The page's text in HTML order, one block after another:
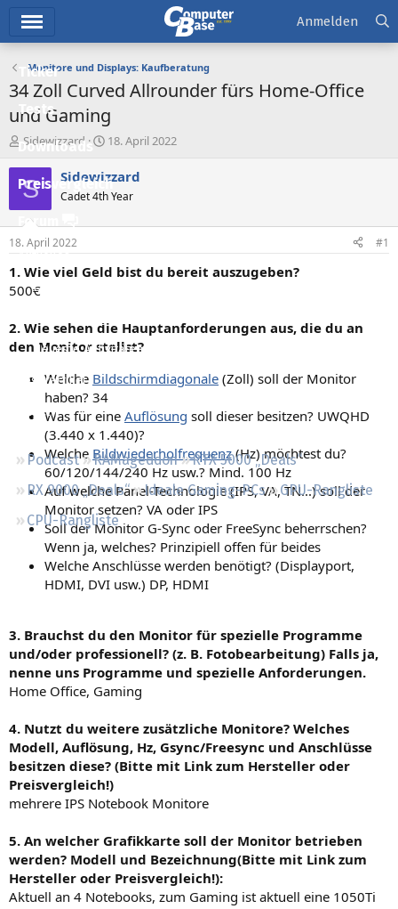
Ticker
Tests
Downloads
Preisvergleich
Forum
Aktuelles
Empfohlene Inhalte
Neueste Aktivitäten
Leserartikel
Regeln
Podcast RAMageddon
RTX 5000 „Deals“
RX 9000 „Deals“
Ideale Gaming-PCs
GPU-Rangliste
CPU-Rangliste
Anmelden
Monitore und Displays: Kaufberatung
34 Zoll Curved Allrounder fürs Home-Office
und Gaming
E
r
s
t
e
r
Sidewizzard
E
s
e
t
a
18. April 2022
S Sidewizzard
Cadet 4th Year
18. April 2022 #1
1. Wie viel Geld bist du bereit auszugeben?
500€
2. Wie sehen die Hauptanforderungen aus, die du an
den Monitor stellst?
Welche Bildschirmdiagonale (Zoll) soll der Monitor
haben? 34
Was für eine Auflösung soll dieser besitzen? UWQHD
(3.440 x 1.440)?
Welche Bildwiederholfrequenz(Hz) möchtest du?
60/120/144/240 Hz usw.? Mind. 100 Hz
Auf welche Panel-Technologie (IPS, VA, TN...) soll der
Monitor setzen? VA oder IPS
Soll der Monitor G-Sync oder FreeSync beherrschen?
Wenn ja, welches? Prinzipiell offen für beides
Welche Anschlüsse werden benötigt? (Displayport,
HDMI, DVI usw.) DP, HDMI
3. Brauchst du den Monitor für spezielle Programme
und/oder professionell? (z. B. Fotobearbeitung) Falls ja,
nenne uns Programme und spezielle Anforderungen.
Home Office, Gaming
4. Nutzt du weitere zusätzliche Monitore? Welches
Modell, Auflösung, Hz, Gsync/Freesync und Anschlüsse
besitzen diese? (Bitte mit Link zum Hersteller oder
Preisvergleich!)
mehrere IPS Notebook Monitore
5. An welcher Grafikkarte soll der Monitor betrieben
werden? Modell und Bezeichnung(Bitte mit Link zum
Hersteller oder Preisvergleich!):
Aktuell an 4 Notebooks, zum Gaming ist aktuell eine 1050Ti